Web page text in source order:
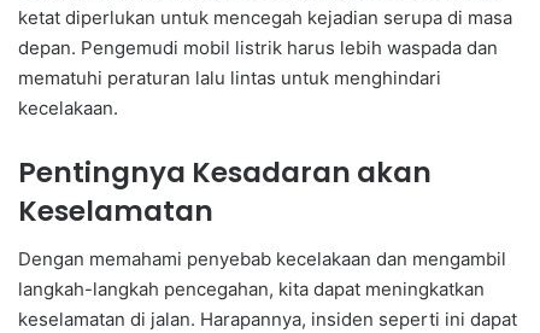
ketat diperlukan untuk mencegah kejadian serupa di masa
depan. Pengemudi mobil listrik harus lebih waspada dan
mematuhi peraturan lalu lintas untuk menghindari
kecelakaan.
Pentingnya Kesadaran akan
Keselamatan
Dengan memahami penyebab kecelakaan dan mengambil
langkah-langkah pencegahan, kita dapat meningkatkan
keselamatan di jalan. Harapannya, insiden seperti ini dapat